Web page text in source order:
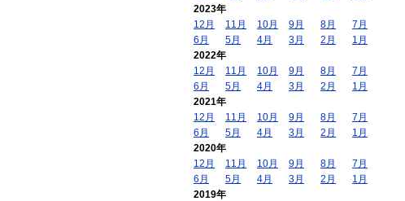
2023年
12月
11月 10月 9月 8月
7月
6月
5月 4月 3月 2月
1月
2022年
12月
11月 10月 9月 8月
7月
6月
5月 4月 3月 2月
1月
2021年
12月
11月 10月 9月 8月
7月
6月
5月 4月 3月 2月
1月
2020年
12月
11月 10月 9月 8月
7月
6月
5月 4月 3月 2月
1月
2019年